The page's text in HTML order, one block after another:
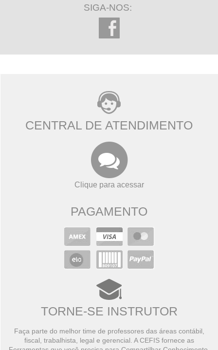
SIGA-NOS:
CENTRAL DE ATENDIMENTO
Clique para acessar
PAGAMENTO
TORNE-SE INSTRUTOR
Faça parte do melhor time de professores das áreas contábil,
fiscal, trabalhista, legal e gerencial. A CEFIS fornece as